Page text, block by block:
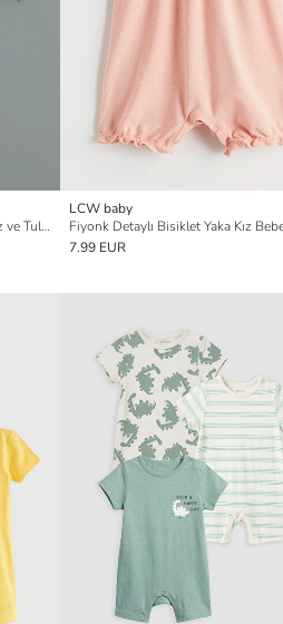
İşlemeli Yaka Detaylı Kız Bebek Bluz ve Tulum 2'li
LCW baby
7.99 EUR